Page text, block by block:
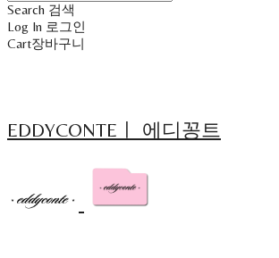
Search 검색
Log In 로그인
Cart장바구니
EDDYCONTEㅣ 에디꽁트